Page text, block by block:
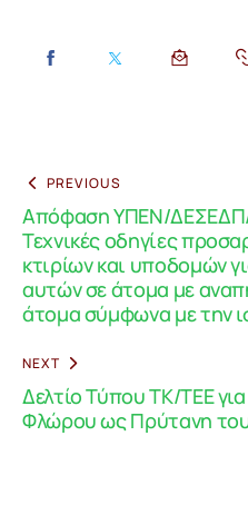
PREVIOUS
Απόφαση ΥΠΕΝ/
Τεχνικές οδηγίες
κτιρίων και υποδομών
αυτών σε άτομα με
άτομα σύμφωνα με την
NEXT
Δελτίο Τύπου ΤΚ/ΤΕΕ
Φλώρου ως Πρύτανη του